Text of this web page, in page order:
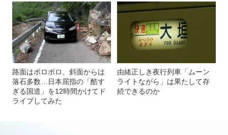
路面はボロボロ、斜面からは
落石多数…日本屈指の「酷す
ぎる国道」を12時間かけてド
ライブしてみた
由緒正しき夜行列車「ムーン
ライトながら」は果たして存
続できるのか